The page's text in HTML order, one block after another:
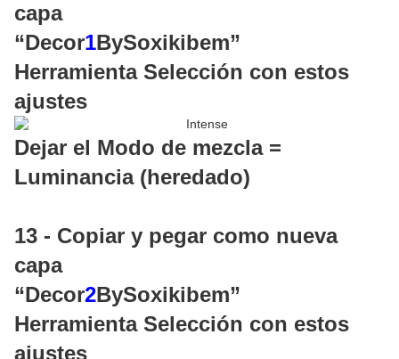
capa
“Decor1BySoxikibem”
Herramienta Selección con estos
ajustes
Dejar el Modo de mezcla =
Luminancia (heredado)
13 - Copiar y pegar como nueva
capa
“Decor2BySoxikibem”
Herramienta Selección con estos
ajustes